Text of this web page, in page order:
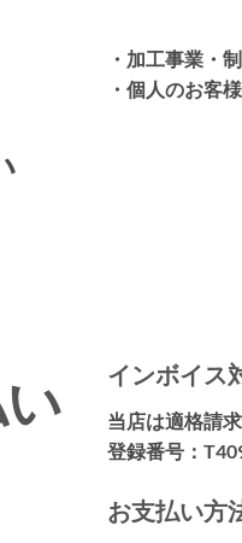
・加工事業・
・個人のお客
インボイス
当店は適格請
登録番号：
お支払い方